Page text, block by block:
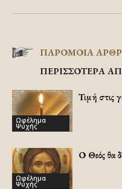
ΠΑΡΟΜΟΙΑ
ΠΕΡΙΣΣΟΤΕΡΑ
Ωφέλημα
Ψυχής
Τιμή στις
Ωφέλημα
Ψυχής
Ο Θεός θα